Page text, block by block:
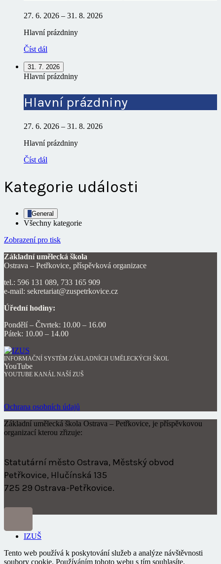
27. 6. 2026 – 31. 8. 2026
Hlavní prázdniny
Číst dál
31. 7. 2026
Hlavní prázdniny
Hlavní prázdniny
27. 6. 2026 – 31. 8. 2026
Hlavní prázdniny
Číst dál
Kategorie události
General
Všechny kategorie
Zobrazenípro tisk
Základní umělecká škola
Ostrava – Petřkovice, příspěvková organizace
tel.: 596 131 089, 733 165 909
e-mail: sekretariat@zuspetrkovice.cz
Úřední hodiny:
Pondělí – Čtvrtek: 10.00 – 16.00
Pátek: 10.00 – 14.00
INFORMAČNÍ SYSTÉM ZÁKLADNÍCH UMĚLECKÝCH ŠKOL
YouTube
YOUTUBE KANÁL NAŠÍ ZUŠ
Ochrana osobních údajů
Základní umělecká škola Ostrava – Petřkovice, je příspěvkovou
organizací kterou zřizuje:
Statutární město Ostrava, Městský obvod
Petřkovice, Hlučínská 135
725 29 Ostrava-Petřkovice.
IZUŠ
Tento web používá k poskytování služeb a analýze návštěvnosti
soubory cookie. Používáním tohoto webu s tím souhlasíte.